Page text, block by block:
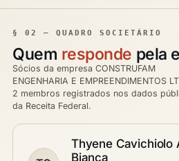
§ 02 — QUADRO SOCIETÁRIO
Quem responde pela
Sócios da empresa CONSTRUFAM
ENGENHARIA E EMPREENDIMENTOS
2 membros registrados nos dados
da Receita Federal.
Thyene Cavichiolo
Bianca